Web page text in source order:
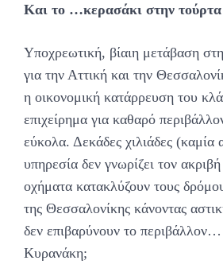
Και το …κερασάκι στην τούρτα
Υποχρεωτική, βίαιη μετάβαση
για την Αττική και την
η οικονομική κατάρρευση του
επιχείρημα για καθαρό
εύκολα. Δεκάδες χιλιάδες (καμία
υπηρεσία δεν γνωρίζει τον
οχήματα κατακλύζουν τους
της Θεσσαλονίκης κάνοντας
δεν επιβαρύνουν το
Κυρανάκη;